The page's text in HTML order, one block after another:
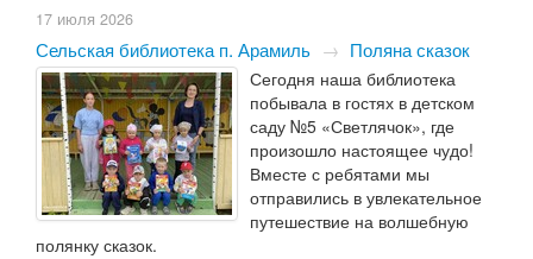
17 июля 2026
Сельская библиотека п. Арамиль → Поляна сказок
Сегодня наша библиотека
побывала в гостях в детском
саду №5 «Светлячок», где
произошло настоящее чудо!
Вместе с ребятами мы
отправились в увлекательное
путешествие на волшебную
полянку сказок.